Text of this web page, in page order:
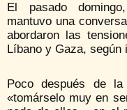
El pasado
mantuvo una
abordaron las
Líbano y Gaza,
Poco después de
«tomárselo muy en